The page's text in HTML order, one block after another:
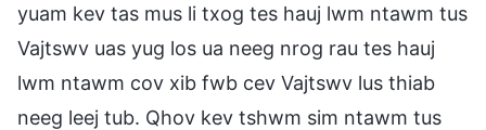
yuam kev tas mus li txog tes hauj lwm ntawm tus
Vajtswv uas yug los ua neeg nrog rau tes hauj
lwm ntawm cov xib fwb cev Vajtswv lus thiab
neeg leej tub. Qhov kev tshwm sim ntawm tus